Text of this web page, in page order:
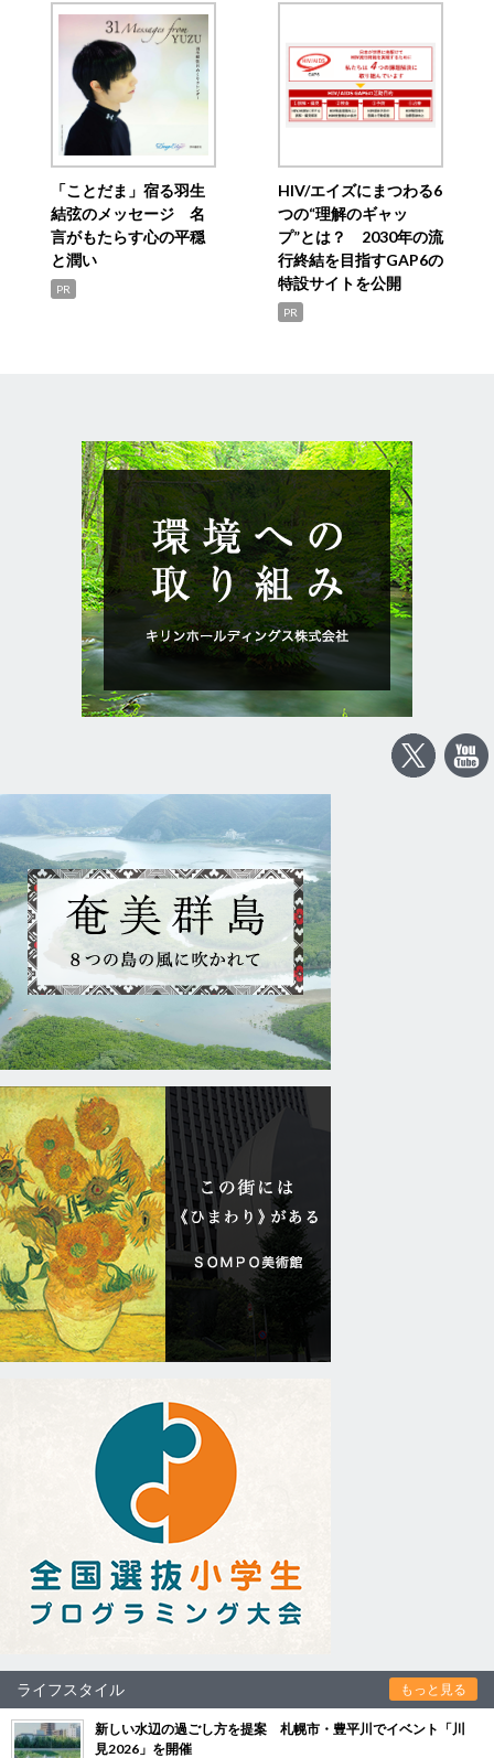
「ことだま」宿る羽生
結弦のメッセージ 名
言がもたらす心の平穏
と潤い
PR
HIV/エイズにまつわる6
つの“理解のギャッ
プ”とは？ 2030年の流
行終結を目指すGAP6の
特設サイトを公開
PR
ライフスタイル もっと見る
新しい水辺の過ごし方を提案 札幌市・豊平川でイベント「川
見2026」を開催